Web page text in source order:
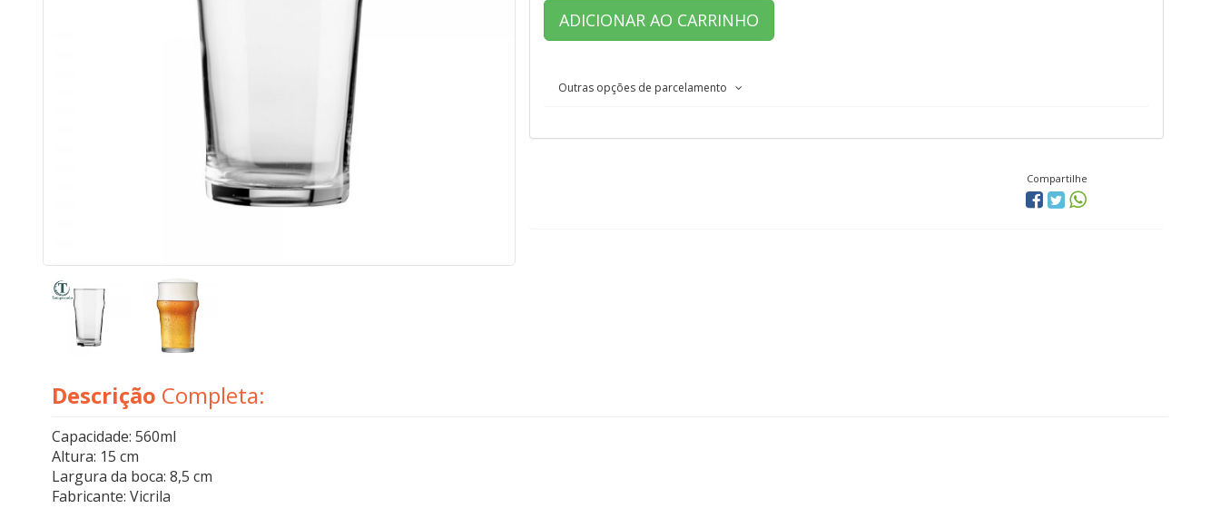
ADICIONAR AO CARRINHO
Outras opções de parcelamento
Compartilhe
Descrição Completa:
Capacidade: 560ml
Altura: 15 cm
Largura da boca: 8,5 cm
Fabricante: Vicrila